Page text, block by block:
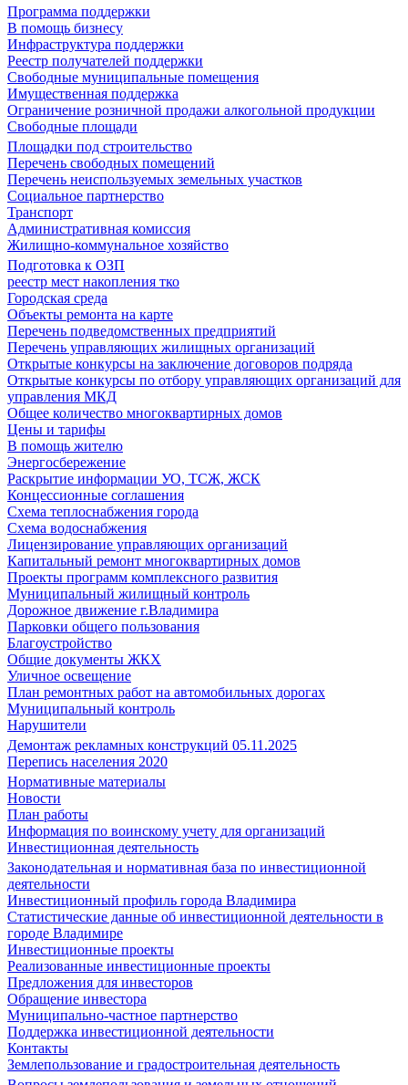
Программа поддержки
В помощь бизнесу
Инфраструктура поддержки
Реестр получателей поддержки
Свободные муниципальные помещения
Имущественная поддержка
Ограничение розничной продажи алкогольной продукции
Свободные площади
Площадки под строительство
Перечень свободных помещений
Перечень неиспользуемых земельных участков
Социальное партнерство
Транспорт
Административная комиссия
Жилищно-коммунальное хозяйство
Подготовка к ОЗП
реестр мест накопления тко
Городская среда
Объекты ремонта на карте
Перечень подведомственных предприятий
Перечень управляющих жилищных организаций
Открытые конкурсы на заключение договоров подряда
Открытые конкурсы по отбору управляющих организаций для
управления МКД
Общее количество многоквартирных домов
Цены и тарифы
В помощь жителю
Энергосбережение
Раскрытие информации УО, ТСЖ, ЖСК
Концессионные соглашения
Схема теплоснабжения города
Схема водоснабжения
Лицензирование управляющих организаций
Капитальный ремонт многоквартирных домов
Проекты программ комплексного развития
Муниципальный жилищный контроль
Дорожное движение г.Владимира
Парковки общего пользования
Благоустройство
Общие документы ЖКХ
Уличное освещение
План ремонтных работ на автомобильных дорогах
Муниципальный контроль
Нарушители
Демонтаж рекламных конструкций 05.11.2025
Перепись населения 2020
Нормативные материалы
Новости
План работы
Информация по воинскому учету для организаций
Инвестиционная деятельность
Законодательная и нормативная база по инвестиционной
деятельности
Инвестиционный профиль города Владимира
Статистические данные об инвестиционной деятельности в
городе Владимире
Инвестиционные проекты
Реализованные инвестиционные проекты
Предложения для инвесторов
Обращение инвестора
Муниципально-частное партнерство
Поддержка инвестиционной деятельности
Контакты
Землепользование и градостроительная деятельность